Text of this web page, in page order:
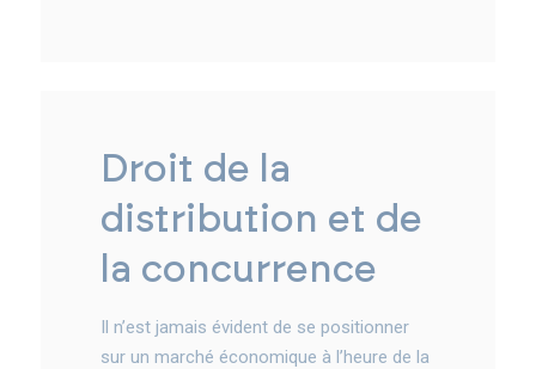
droit de la
distribution et de
la concurrence
Il n’est jamais évident de se positionner
sur un marché économique à l’heure de la